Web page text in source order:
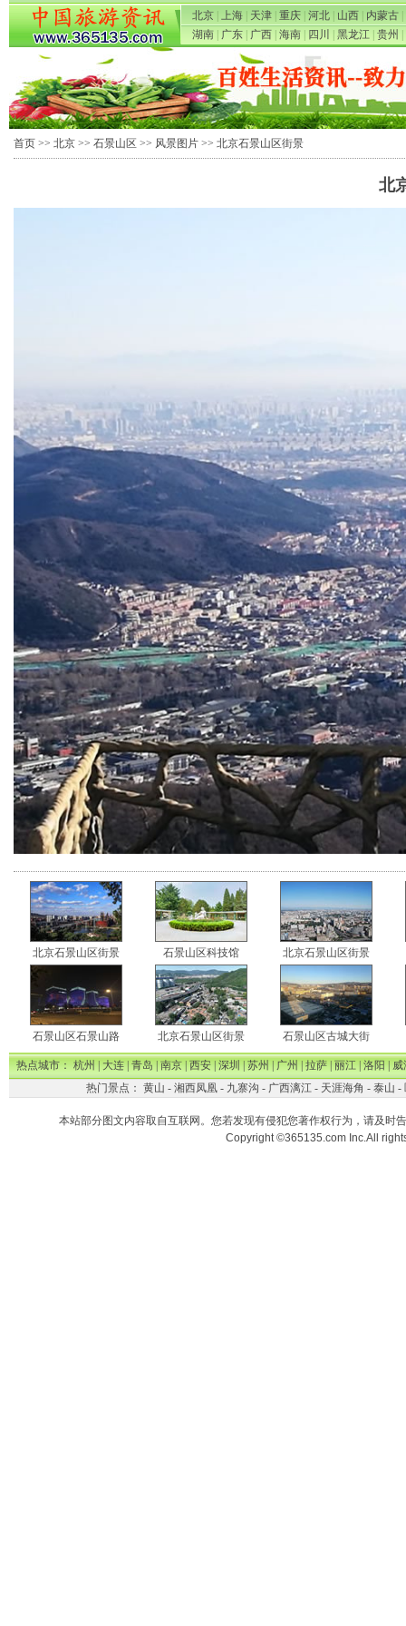
北京 上海 天津 重庆 河北 山西 内蒙古
湖南
广东 广西 海南 四川 黑龙江 贵州
首页 >> 北京 >> 石景山区 >> 风景图片 >> 北京石景山区街景
北
北京石景山区街景 石景山区科技馆 北京石景山区街景
石景山区石景山路 北京石景山区街景 石景山区古城大街
热点城市：杭州|大连|青岛|南京|西安|深圳|苏州|广州|拉萨|丽江|洛阳|威
热门景点： 黄山 - 湘西凤凰- 九寨沟 - 广西漓江- 天涯海角 - 泰山 -
本站部分图文内容取自互联网。您若发现有侵犯您著作权行为，请及时
Copyright ©365135.com Inc.All